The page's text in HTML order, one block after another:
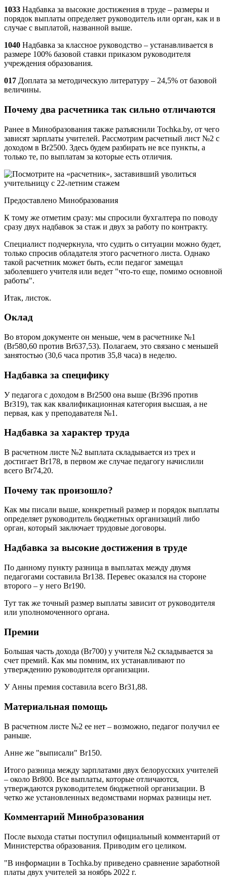
1033 Надбавка за высокие достижения в труде – размеры и
порядок выплаты определяет руководитель или орган, как и в
случае с выплатой, названной выше.
1040 Надбавка за классное руководство – устанавливается в
размере 100% базовой ставки приказом руководителя
учреждения образования.
017 Доплата за методическую литературу – 24,5% от базовой
величины.
Почему два расчетника так сильно отличаются
Ранее в Минобразования также разъяснили Tochka.by, от чего
зависят зарплаты учителей. Рассмотрим расчетный лист №2 с
доходом в Br2500. Здесь будем разбирать не все пункты, а
только те, по выплатам за которые есть отличия.
Предоставлено Минобразования
К тому же отметим сразу: мы спросили бухгалтера по поводу
сразу двух надбавок за стаж и двух за работу по контракту.
Специалист подчеркнула, что судить о ситуации можно будет,
только спросив обладателя этого расчетного листа. Однако
такой расчетник может быть, если педагог замещал
заболевшего учителя или ведет "что-то еще, помимо основной
работы".
Итак, листок.
Оклад
Во втором документе он меньше, чем в расчетнике №1
(Br580,60 против Br637,53). Полагаем, это связано с меньшей
занятостью (30,6 часа против 35,8 часа) в неделю.
Надбавка за специфику
У педагога с доходом в Br2500 она выше (Br396 против
Br319), так как квалификационная категория высшая, а не
первая, как у преподавателя №1.
Надбавка за характер труда
В расчетном листе №2 выплата складывается из трех и
достигает Br178, в первом же случае педагогу начислили
всего Br74,20.
Почему так произошло?
Как мы писали выше, конкретный размер и порядок выплаты
определяет руководитель бюджетных организаций либо
орган, который заключает трудовые договоры.
Надбавка за высокие достижения в труде
По данному пункту разница в выплатах между двумя
педагогами составила Br138. Перевес оказался на стороне
второго – у него Br190.
Тут так же точный размер выплаты зависит от руководителя
или уполномоченного органа.
Премии
Большая часть дохода (Br700) у учителя №2 складывается за
счет премий. Как мы помним, их устанавливают по
утверждению руководителя организации.
У Анны премия составила всего Br31,88.
Материальная помощь
В расчетном листе №2 ее нет – возможно, педагог получил ее
раньше.
Анне же "выписали" Br150.
Итого разница между зарплатами двух белорусских учителей
– около Br800. Все выплаты, которые отличаются,
утверждаются руководителем бюджетной организации. В
четко же установленных ведомствами нормах разницы нет.
Комментарий Минобразования
После выхода статьи поступил официальный комментарий от
Министерства образования. Приводим его целиком.
"В информации в Tochka.by приведено сравнение заработной
платы двух учителей за ноябрь 2022 г.